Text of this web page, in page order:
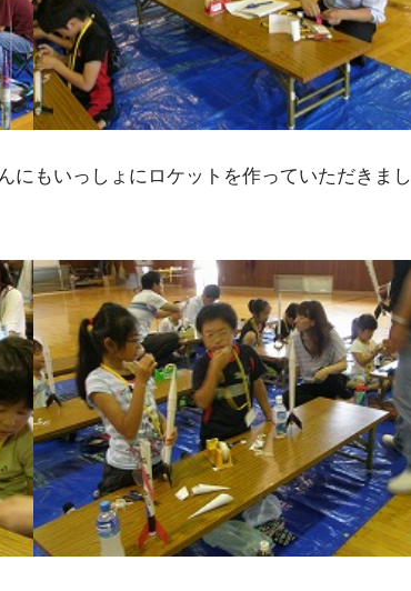
にもいっしょにロケットを作っていただきまし